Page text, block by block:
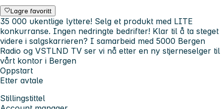
Lagre favoritt
35 000 ukentlige lyttere! Selg et produkt med LITE
konkurranse. Ingen nedringte bedrifter! Klar til å ta steget
videre i salgskarrieren? I samarbeid med 5000 Bergen
Radio og VSTLND TV ser vi nå etter en ny stjerneselger til
vårt kontor i Bergen
Oppstart
Etter avtale
Stillingstittel